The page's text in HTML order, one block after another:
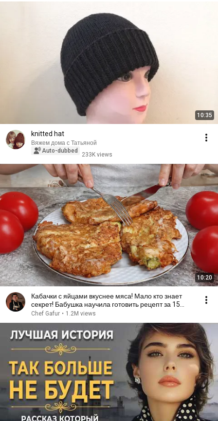
10:35
knitted hat
Вяжем дома с Татьяной
Auto-dubbed
233K views
10:20
Кабачки с яйцами вкуснее мяса! Мало кто знает
секрет! Бабушка научила готовить рецепт за 15
минут
Chef Gafur • 1.2M views